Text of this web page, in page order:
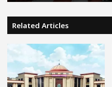
Related Articles